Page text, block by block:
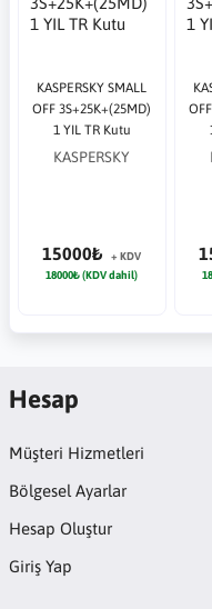
KASPERSKY SMALL
OFF 3S+25K+(25MD)
1 YIL TR Kutu
KASPERSKY
15000₺
+ KDV
18000₺ (KDV dahil)
Hesap
Müşteri Hizmetleri
Bölgesel Ayarlar
Hesap Oluştur
Giriş Yap